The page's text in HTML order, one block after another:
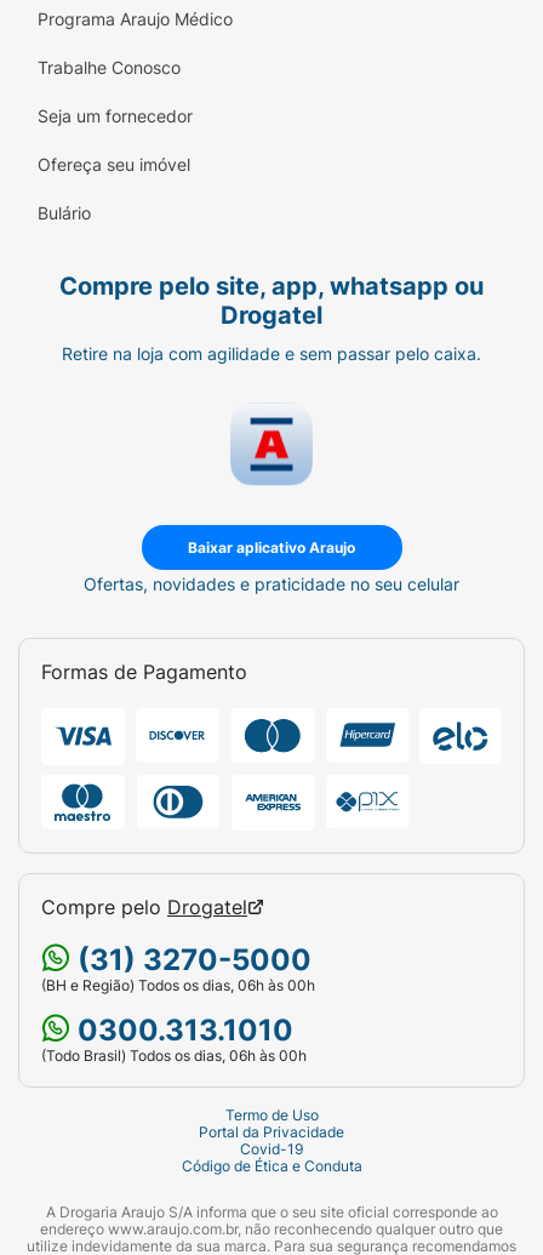
Programa Araujo Médico
Trabalhe Conosco
Seja um fornecedor
Ofereça seu imóvel
Bulário
Compre pelo site, app, whatsapp ou
Drogatel
Retire na loja com agilidade e sem passar pelo caixa.
Baixar aplicativo Araujo
Ofertas, novidades e praticidade no seu celular
Formas de Pagamento
Compre pelo Drogatel
(31) 3270-5000
(BH e Região) Todos os dias, 06h às 00h
0300.313.1010
(Todo Brasil) Todos os dias, 06h às 00h
Termo de Uso
Portal da Privacidade
Covid-19
Código de Ética e Conduta
A Drogaria Araujo S/A informa que o seu site oficial corresponde ao
endereço www.araujo.com.br, não reconhecendo qualquer outro que
utilize indevidamente da sua marca. Para sua segurança recomendamos